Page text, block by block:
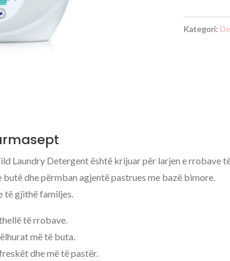
Kategori:
Laundry Detergent është krijuar për larjen e rrobave
butë dhe përmban agjentë pastrues me bazë bimore.
të gjithë familjes.
të rrobave.
më të buta.
dhe më të pastër.